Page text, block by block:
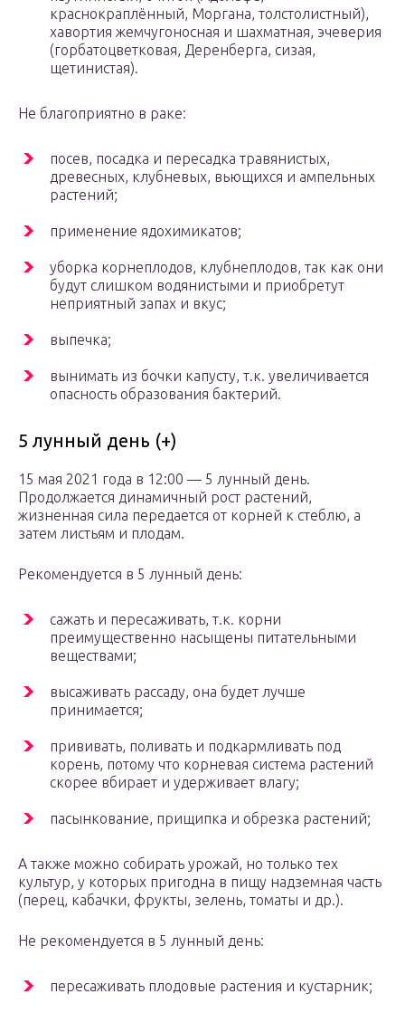
краснокраплённый, Моргана, толстолистный),
хавортия жемчугоносная и шахматная, эчеверия
(горбатоцветковая, Деренберга, сизая,
щетинистая).
Не благоприятно в раке:
посев, посадка и пересадка травянистых,
древесных, клубневых, вьющихся и ампельных
растений;
применение ядохимикатов;
уборка корнеплодов, клубнеплодов, так как они
будут слишком водянистыми и приобретут
неприятный запах и вкус;
выпечка;
вынимать из бочки капусту, т.к. увеличивается
опасность образования бактерий.
5 лунный день (+)
15 мая 2021 года в 12:00 — 5 лунный день.
Продолжается динамичный рост растений,
жизненная сила передается от корней к стеблю, а
затем листьям и плодам.
Рекомендуется в 5 лунный день:
сажать и пересаживать, т.к. корни
преимущественно насыщены питательными
веществами;
высаживать рассаду, она будет лучше
принимается;
прививать, поливать и подкармливать под
корень, потому что корневая система растений
скорее вбирает и удерживает влагу;
пасынкование, прищипка и обрезка растений;
А также можно собирать урожай, но только тех
культур, у которых пригодна в пищу надземная часть
(перец, кабачки, фрукты, зелень, томаты и др.).
Не рекомендуется в 5 лунный день:
пересаживать плодовые растения и кустарник;